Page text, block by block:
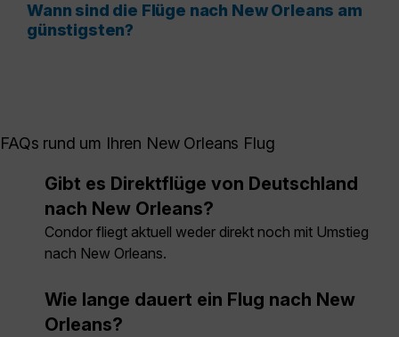
Wann sind die Flüge nach New Orleans am
günstigsten?
FAQs rund um Ihren New Orleans Flug
Gibt es Direktflüge von Deutschland
nach New Orleans?
Condor fliegt aktuell weder direkt noch mit Umstieg
nach New Orleans.
Wie lange dauert ein Flug nach New
Orleans?